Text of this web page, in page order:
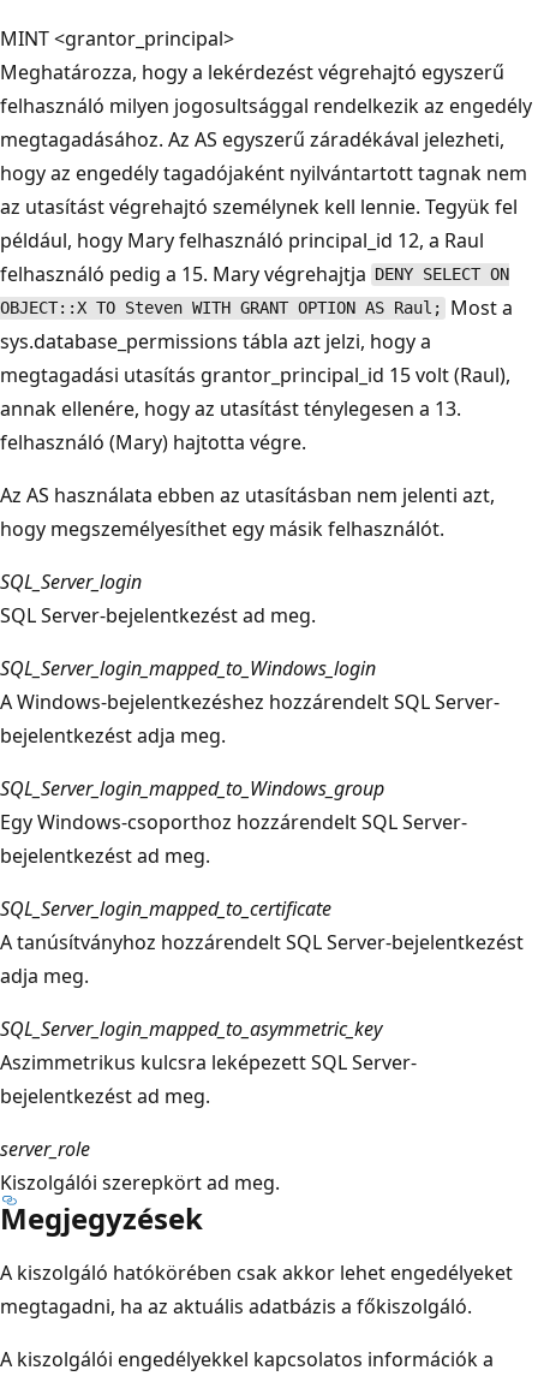
MINT <grantor_principal>
Meghatározza, hogy a lekérdezést végrehajtó egyszerű
felhasználó milyen jogosultsággal rendelkezik az engedély
megtagadásához. Az AS egyszerű záradékával jelezheti,
hogy az engedély tagadójaként nyilvántartott tagnak nem
az utasítást végrehajtó személynek kell lennie. Tegyük fel
például, hogy Mary felhasználó principal_id 12, a Raul
felhasználó pedig a 15. Mary végrehajtja DENY SELECT ON
OBJECT::X TO Steven WITH GRANT OPTION AS Raul;
Most a
sys.database_permissions tábla azt jelzi, hogy a
megtagadási utasítás grantor_principal_id 15 volt (Raul),
annak ellenére, hogy az utasítást ténylegesen a 13.
felhasználó (Mary) hajtotta végre.
Az AS használata ebben az utasításban nem jelenti azt,
hogy megszemélyesíthet egy másik felhasználót.
SQL_Server_login
SQL Server-bejelentkezést ad meg.
SQL_Server_login_mapped_to_Windows_login
A Windows-bejelentkezéshez hozzárendelt SQL Server-
bejelentkezést adja meg.
SQL_Server_login_mapped_to_Windows_group
Egy Windows-csoporthoz hozzárendelt SQL Server-
bejelentkezést ad meg.
SQL_Server_login_mapped_to_certificate
A tanúsítványhoz hozzárendelt SQL Server-bejelentkezést
adja meg.
SQL_Server_login_mapped_to_asymmetric_key
Aszimmetrikus kulcsra leképezett SQL Server-
bejelentkezést ad meg.
server_role
Kiszolgálói szerepkört ad meg.
Megjegyzések
A kiszolgáló hatókörében csak akkor lehet engedélyeket
megtagadni, ha az aktuális adatbázis a főkiszolgáló.
A kiszolgálói engedélyekkel kapcsolatos információk a